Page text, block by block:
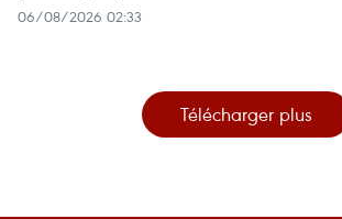
06/08/2026 02:33
Télécharger plus